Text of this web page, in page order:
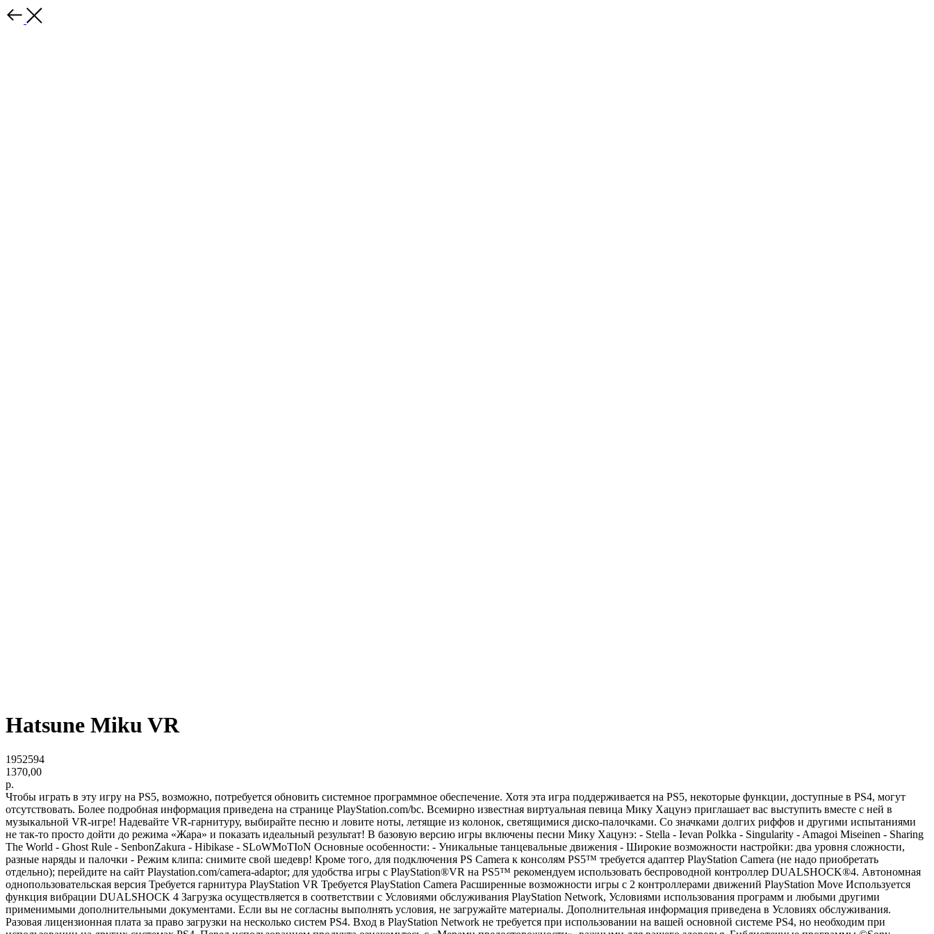
Hatsune Miku VR
1952594
1370,00
р.
Чтобы играть в эту игру на PS5, возможно, потребуется обновить системное программное обеспечение. Хотя эта игра поддерживается на PS5, некоторые функции, доступные в PS4, могут
отсутствовать. Более подробная информация приведена на странице PlayStation.com/bc. Всемирно известная виртуальная певица Мику Хацунэ приглашает вас выступить вместе с ней в
музыкальной VR-игре! Надевайте VR-гарнитуру, выбирайте песню и ловите ноты, летящие из колонок, светящимися диско-палочками. Со значками долгих риффов и другими испытаниями
не так-то просто дойти до режима «Жара» и показать идеальный результат! В базовую версию игры включены песни Мику Хацунэ: - Stella - Ievan Polkka - Singularity - Amagoi Miseinen - Sharing
The World - Ghost Rule - SenbonZakura - Hibikase - SLoWMoTIoN Основные особенности: - Уникальные танцевальные движения - Широкие возможности настройки: два уровня сложности,
разные наряды и палочки - Режим клипа: снимите свой шедевр! Кроме того, для подключения PS Camera к консолям PS5™ требуется адаптер PlayStation Camera (не надо приобретать
отдельно); перейдите на сайт Playstation.com/camera-adaptor; для удобства игры с PlayStation®VR на PS5™ рекомендуем использовать беспроводной контроллер DUALSHOCK®4. Автономная
однопользовательская версия Требуется гарнитура PlayStation VR Требуется PlayStation Camera Расширенные возможности игры с 2 контроллерами движений PlayStation Move Используется
функция вибрации DUALSHOCK 4 Загрузка осуществляется в соответствии с Условиями обслуживания PlayStation Network, Условиями использования программ и любыми другими
применимыми дополнительными документами. Если вы не согласны выполнять условия, не загружайте материалы. Дополнительная информация приведена в Условиях обслуживания.
Разовая лицензионная плата за право загрузки на несколько систем PS4. Вход в PlayStation Network не требуется при использовании на вашей основной системе PS4, но необходим при